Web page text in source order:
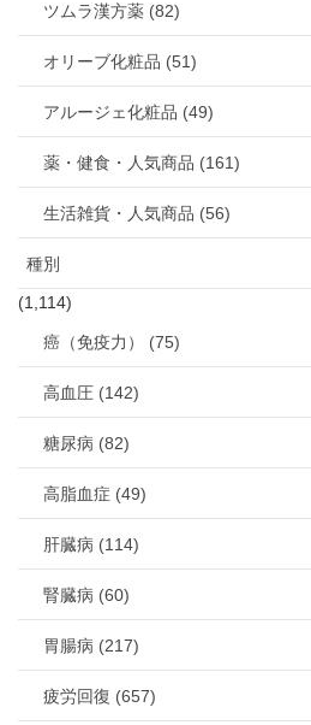
ツムラ漢方薬 (82)
オリーブ化粧品 (51)
アルージェ化粧品 (49)
薬・健食・人気商品 (161)
生活雑貨・人気商品 (56)
種別
(1,114)
癌（免疫力） (75)
高血圧 (142)
糖尿病 (82)
高脂血症 (49)
肝臓病 (114)
腎臓病 (60)
胃腸病 (217)
疲労回復 (657)